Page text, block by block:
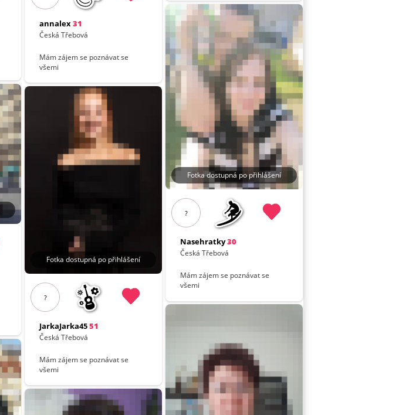
annalex31
Česká Třebová
Mám zájem se poznávat se
všemi
Fotka dostupná po přihlášení
?
JarkaJarka4551
Česká Třebová
Mám zájem se poznávat se
všemi
Fotka dostupná po přihlášení
?
Nasehratky30
Česká Třebová
Mám zájem se poznávat se
všemi